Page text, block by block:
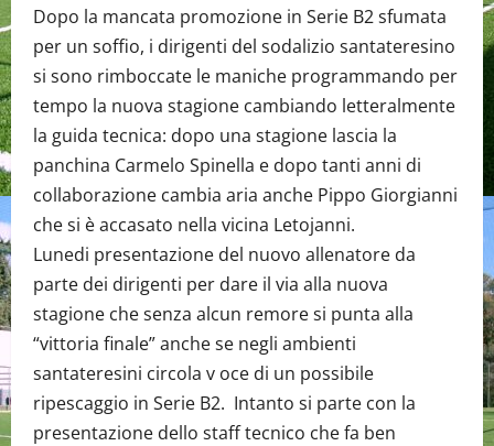
Dopo la mancata promozione in Serie B2 sfumata
per un soffio, i dirigenti del sodalizio santateresino
si sono rimboccate le maniche programmando per
tempo la nuova stagione cambiando letteralmente
la guida tecnica: dopo una stagione lascia la
panchina Carmelo Spinella e dopo tanti anni di
collaborazione cambia aria anche Pippo Giorgianni
che si è accasato nella vicina Letojanni.
Lunedi presentazione del nuovo allenatore da
parte dei dirigenti per dare il via alla nuova
stagione che senza alcun remore si punta alla
“vittoria finale” anche se negli ambienti
santateresini circola v oce di un possibile
ripescaggio in Serie B2. Intanto si parte con la
presentazione dello staff tecnico che fa ben